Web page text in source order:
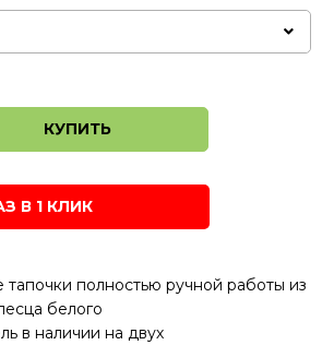
КУПИТЬ
В 1 КЛИК
тапочки полностью ручной работы из
белого
в наличии на двух